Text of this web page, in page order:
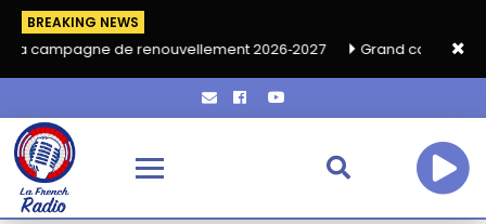
BREAKING NEWS
renouvellement 2026‑2027 Grand café de rentrée HKA le